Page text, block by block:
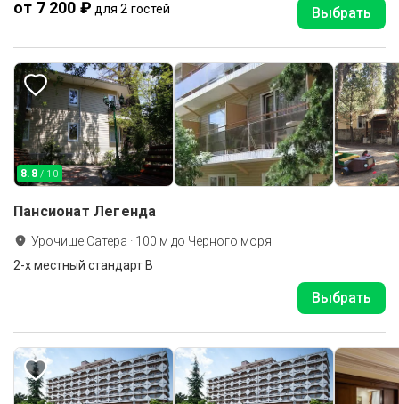
от 7 200 ₽ для 2 гостей Выбрать
8.8 / 10
Пансионат Легенда
Урочище Сатера · 100 м до Черного моря
2-x местный стандарт В
Выбрать